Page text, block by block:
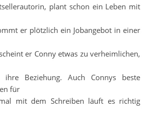
plant schon ein Leben mit
er plötzlich ein Jobangebot in einer
er Conny etwas zu verheimlichen,
Beziehung. Auch Connys beste
für
mit dem Schreiben läuft es richtig